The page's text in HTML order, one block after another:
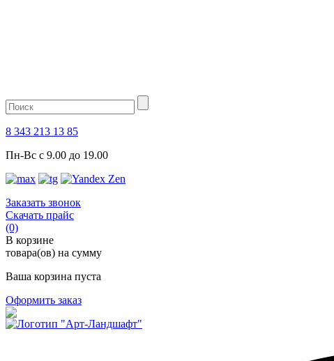
8 343 213 13 85
Пн-Вс с 9.00 до 19.00
Заказать звонок
Скачать прайс
(0)
В корзине
товара(ов) на сумму
Ваша корзина пуста
Оформить заказ